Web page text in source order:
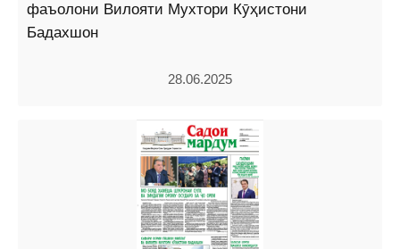
фаъолони Вилояти Мухтори Кӯҳистони
Бадахшон
28.06.2025